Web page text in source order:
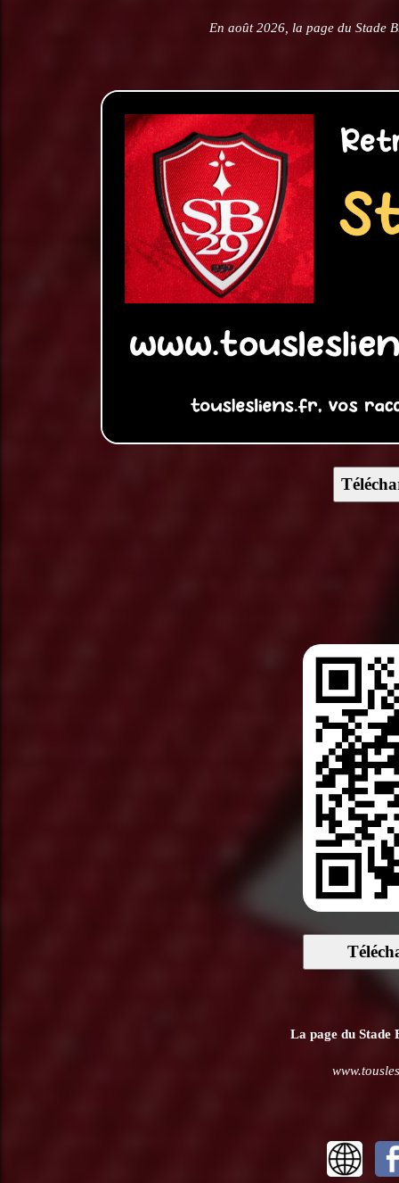
En août 2026, la page du Stade
La page du Stade